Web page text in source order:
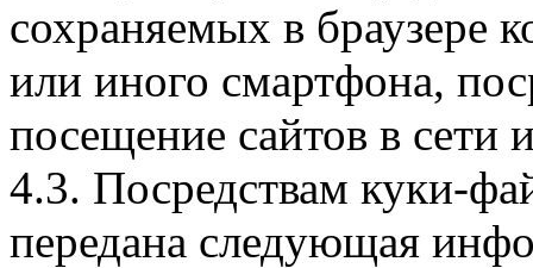
сохраняемых в браузере
или иного смартфона,
посещение сайтов в сети
4.3. Посредствам куки-
передана следующая